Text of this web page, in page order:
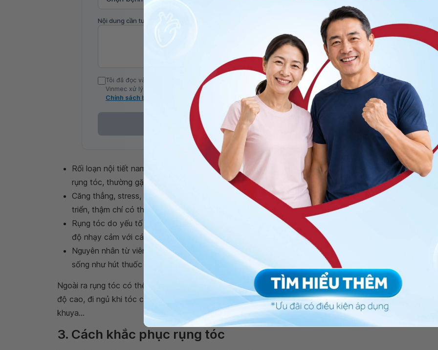
Nội dung cần tư vấn
Tôi đã đọc và đồng ý với Chính sách bảo vệ dữ liệu cá nhân của Vinmec và chấp thuận để
Vinmec xử lý DLCN của tôi theo quy định của pháp luật về bảo vệ DLCN.
Chính sách bảo mật
Đăng Ký
Rối loạn nội tiết nam: Khi có sự tăng hoặc giảm nồng độ nội tiết tố nam có thể gây tình trạng
rụng tóc, thường gặp ở người rối loạn sinh lý.
Căng thẳng, stress, lo âu... là yếu tố làm tổn thương tế bào mầm tóc, khiến tóc chậm phát
triển, thậm chí có thể gây bạc tóc.
Rụng tóc do yếu tố di truyền: Thường xảy ra ở nam giới trẻ tuổi bị hói đầu, nguyên nhân là do
độ nhạy cảm với các thụ thể của hậu chất nội tiết nam tăng cao, dẫn đến tóc rụng sớm.
Nguyên nhân từ viêm nhiễm da đầu, dùng thuốc trị bệnh, ảnh hưởng từ các thói quen trong lối
sống như hút thuốc lá, lạm dụng rượu bia...
Ngoài ra rụng tóc có thể do một số thói quen như: Gãi đầu quá mạnh khi gội đầu, sấy tóc ở nhiệt
độ cao, đi ngủ khi tóc còn ướt, nhuộm và tẩy tóc nhiều lần trong một năm, thường xuyên thức
khuya...
3. Cách khắc phục rụng tóc